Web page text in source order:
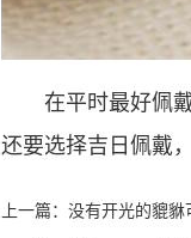
在平时最好佩
还要选择吉日佩戴
上一篇： 没有开光的貔貅